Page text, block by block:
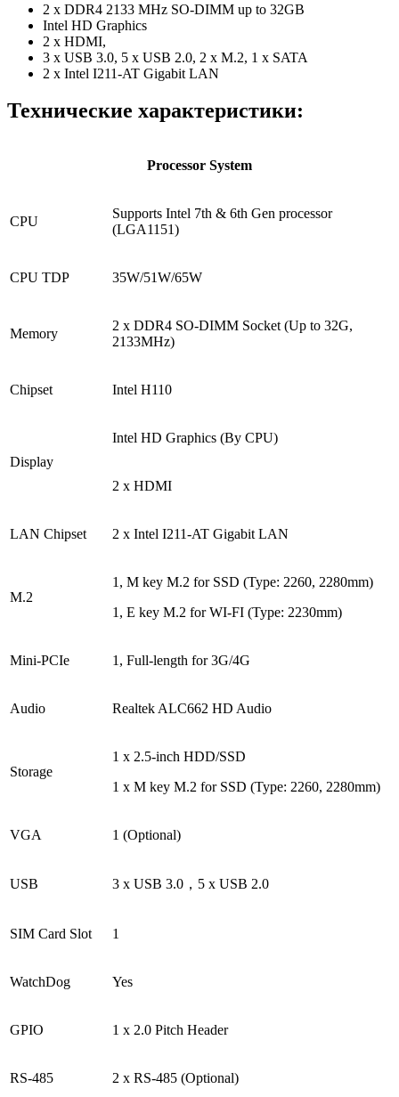
2 x DDR4 2133 MHz SO-DIMM up to 32GB
Intel HD Graphics
2 x HDMI,
3 x USB 3.0, 5 x USB 2.0, 2 x M.2, 1 x SATA
2 x Intel I211-AT Gigabit LAN
Технические характеристики:
Processor System
CPU
Supports Intel 7th & 6th Gen processor
(LGA1151)
CPU TDP 35W/51W/65W
Memory
2 x DDR4 SO-DIMM Socket (Up to 32G,
2133MHz)
Chipset Intel H110
Display
Intel HD Graphics (By CPU)
2 x HDMI
LAN Chipset 2 x Intel I211-AT Gigabit LAN
M.2
1, M key M.2 for SSD (Type: 2260, 2280mm)
1, E key M.2 for WI-FI (Type: 2230mm)
Mini-PCIe 1, Full-length for 3G/4G
Audio Realtek ALC662 HD Audio
Storage
1 x 2.5-inch HDD/SSD
1 x M key M.2 for SSD (Type: 2260, 2280mm)
VGA 1 (Optional)
USB 3 x USB 3.0，5 x USB 2.0
SIM Card Slot 1
WatchDog Yes
GPIO 1 x 2.0 Pitch Header
RS-485 2 x RS-485 (Optional)